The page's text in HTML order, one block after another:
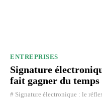
ENTREPRISES
Signature
fait gagner du
# Signature électronique : le